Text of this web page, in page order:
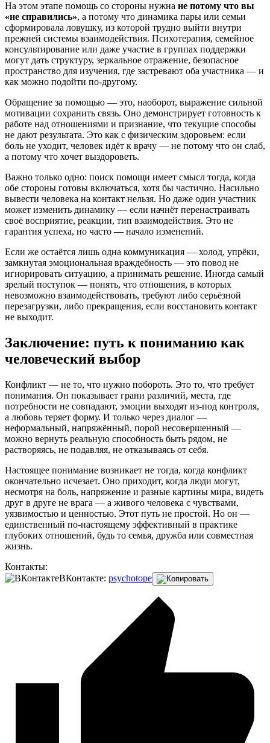
На этом этапе помощь со стороны нужна не потому что вы
«не справились», а потому что динамика пары или семьи
сформировала ловушку, из которой трудно выйти внутри
прежней системы взаимодействия. Психотерапия, семейное
консультирование или даже участие в группах поддержки
могут дать структуру, зеркальное отражение, безопасное
пространство для изучения, где застревают оба участника — и
как можно подойти по-другому.
Обращение за помощью — это, наоборот, выражение сильной
мотивации сохранить связь. Оно демонстрирует готовность к
работе над отношениями и признание, что текущие способы
не дают результата. Это как с физическим здоровьем: если
боль не уходит, человек идёт к врачу — не потому что он слаб,
а потому что хочет выздороветь.
Важно только одно: поиск помощи имеет смысл тогда, когда
обе стороны готовы включаться, хотя бы частично. Насильно
вывести человека на контакт нельзя. Но даже один участник
может изменить динамику — если начнёт перенастраивать
своё восприятие, реакции, тип взаимодействия. Это не
гарантия успеха, но часто — начало изменений.
Если же остаётся лишь одна коммуникация — холод, упрёки,
замкнутая эмоциональная враждебность — это повод не
игнорировать ситуацию, а принимать решение. Иногда самый
зрелый поступок — понять, что отношения, в которых
невозможно взаимодействовать, требуют либо серьёзной
перезагрузки, либо прекращения, если восстановить контакт
не выходит.
Заключение: путь к пониманию как
человеческий выбор
Конфликт — не то, что нужно побороть. Это то, что требует
понимания. Он показывает грани различий, места, где
потребности не совпадают, эмоции выходят из-под контроля,
а любовь теряет форму. И только через диалог —
неформальный, напряжённый, порой несовершенный —
можно вернуть реальную способность быть рядом, не
растворяясь, не подавляя, не отказываясь от себя.
Настоящее понимание возникает не тогда, когда конфликт
окончательно исчезает. Оно приходит, когда люди могут,
несмотря на боль, напряжение и разные картины мира, видеть
друг в друге не врага — а живого человека с чувствами,
уязвимостью и ценностью. Этот путь не простой. Но он —
единственный по-настоящему эффективный в практике
глубоких отношений, будь то семья, дружба или совместная
жизнь.
Контакты:
ВКонтакте: psychotope